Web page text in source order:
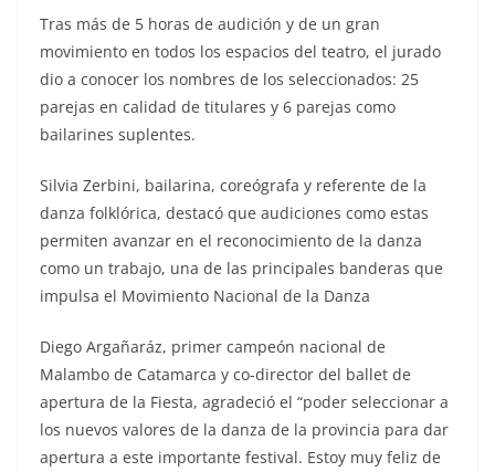
Tras más de 5 horas de audición y de un gran
movimiento en todos los espacios del teatro, el jurado
dio a conocer los nombres de los seleccionados: 25
parejas en calidad de titulares y 6 parejas como
bailarines suplentes.
Silvia Zerbini, bailarina, coreógrafa y referente de la
danza folklórica, destacó que audiciones como estas
permiten avanzar en el reconocimiento de la danza
como un trabajo, una de las principales banderas que
impulsa el Movimiento Nacional de la Danza
Diego Argañaráz, primer campeón nacional de
Malambo de Catamarca y co-director del ballet de
apertura de la Fiesta, agradeció el “poder seleccionar a
los nuevos valores de la danza de la provincia para dar
apertura a este importante festival. Estoy muy feliz de